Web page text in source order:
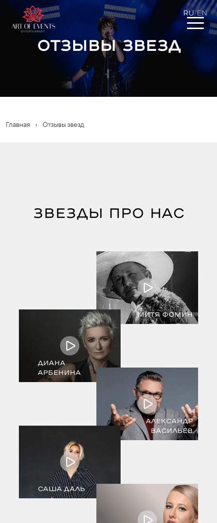
RU/EN
Отзывы звезд
Главная › Отзывы звезд
ЗВЕЗДЫ ПРО НАС
МИТЯ ФОМИН
ДИАНА
АРБЕНИНА
АЛЕКСАНДР
ВАСИЛЬЕВ
САША ДАЛЬ